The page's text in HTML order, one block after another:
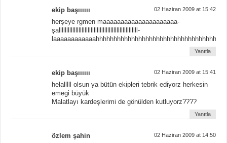
ekip başıııııı 02 Haziran 2009 at 15:42
herşeye rgmen maaaaaaaaaaaaaaaaaaaaa-
şallllllllllllllllllllllllllllllllllllllllllllllllllll-
Yanıtla
ekip başıııııı 02 Haziran 2009 at 15:41
helalllll olsun ya bütün ekipleri tebrik ediyorz herkesin
emegi büyük
Malatlayı kardeşlerimi de gönülden kutluyorz????
Yanıtla
özlem şahin 02 Haziran 2009 at 14:50